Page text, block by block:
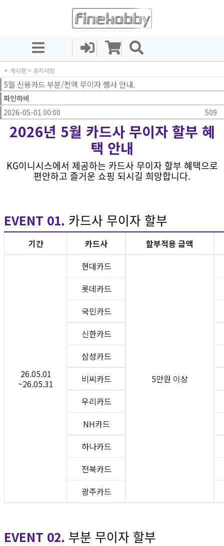
게시판> 공지사항
5월 신용카드 부분/전액 무이자 행사 안내.
파인하비
2026-05-01 00:00
509
2026년 5월 카드사 무이자 할부 혜
택 안내
KG이니시스에서 제공하는 카드사 무이자 할부 혜택으로
편안하고 즐거운 쇼핑 되시길 희망합니다.
EVENT 01. 카드사 무이자 할부
기간 카드사 할부적용 금액
26.05.01
~26.05.31
현대카드
5만원 이상
롯데카드
국민카드
신한카드
삼성카드
비씨카드
우리카드
NH카드
하나카드
전북카드
광주카드
EVENT 02. 부분 무이자 할부